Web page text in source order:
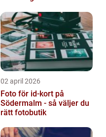
02 april 2026
Foto för id-kort på
Södermalm - så väljer du
rätt fotobutik